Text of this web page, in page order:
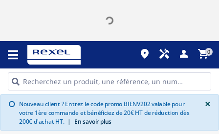
place handyman person shopping_cart0
info Nouveau client ? Entrez le code promo BIENV202 valable pour
votre 1ère commande et bénéficiez de 20€ HT de réduction dès
200€ d'achat HT. | En savoir plus
×